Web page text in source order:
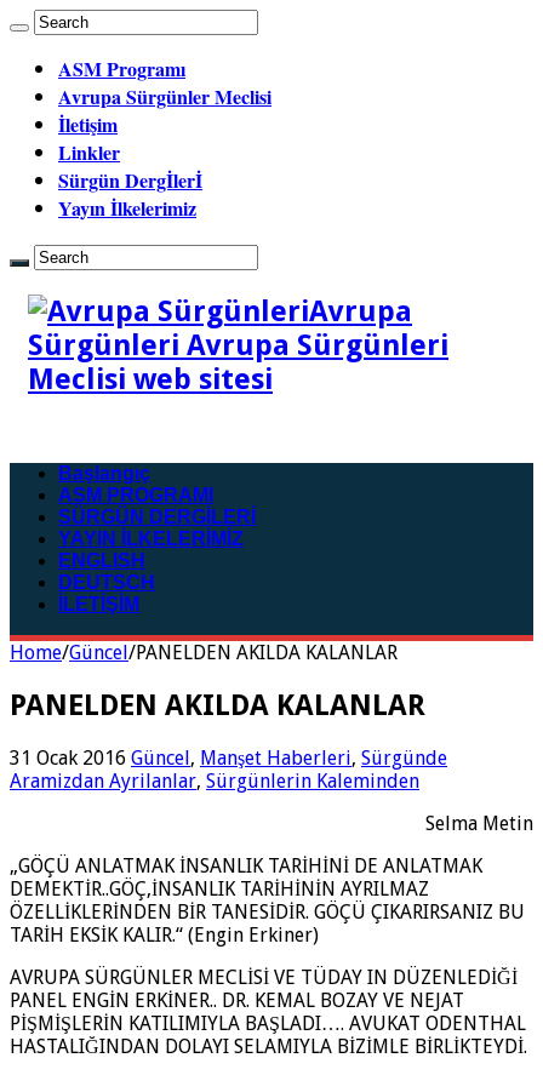
ASM Programı
Avrupa Sürgünler Meclisi
İletişim
Linkler
Sürgün Dergİlerİ
Yayın İlkelerimiz
Avrupa
Sürgünleri Avrupa Sürgünleri
Meclisi web sitesi
Başlangıç
ASM PROGRAMI
SÜRGÜN DERGİLERİ
YAYIN İLKELERİMİZ
ENGLISH
DEUTSCH
İLETİŞİM
Home/Güncel/PANELDEN AKILDA KALANLAR
PANELDEN AKILDA KALANLAR
31 Ocak 2016 Güncel, Manşet Haberleri, Sürgünde
Aramizdan Ayrilanlar, Sürgünlerin Kaleminden
Selma Metin
„GÖÇÜ ANLATMAK İNSANLIK TARİHİNİ DE ANLATMAK
DEMEKTİR..GÖÇ,İNSANLIK TARİHİNİN AYRILMAZ
ÖZELLİKLERİNDEN BİR TANESİDİR. GÖÇÜ ÇIKARIRSANIZ BU
TARİH EKSİK KALIR.“ (Engin Erkiner)
AVRUPA SÜRGÜNLER MECLİSİ VE TÜDAY IN DÜZENLEDİĞİ
PANEL ENGİN ERKİNER.. DR. KEMAL BOZAY VE NEJAT
PİŞMİŞLERİN KATILIMIYLA BAŞLADI…. AVUKAT ODENTHAL
HASTALIĞINDAN DOLAYI SELAMIYLA BİZİMLE BİRLİKTEYDİ.